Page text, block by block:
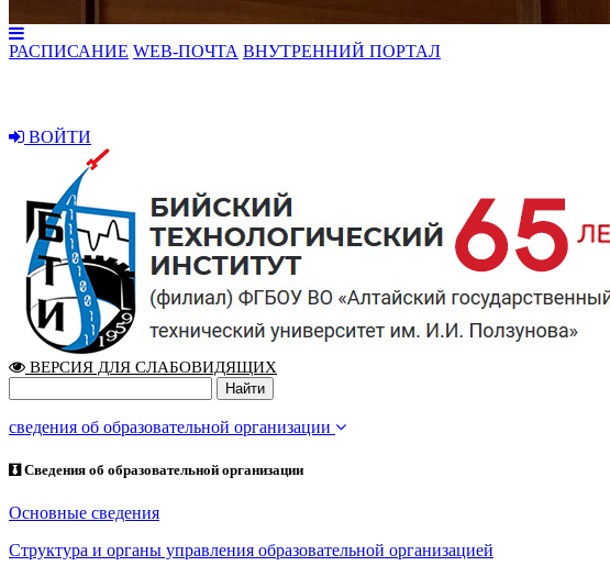
РАСПИСАНИЕ WEB-ПОЧТА ВНУТРЕННИЙ ПОРТАЛ
ВОЙТИ
ВЕРСИЯ ДЛЯ СЛАБОВИДЯЩИХ
сведения об образовательной организации
Сведения об образовательной организации
Основные сведения
Структура и органы управления образовательной организацией